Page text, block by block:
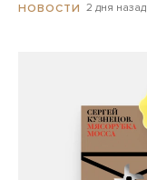
НОВОСТИ 2 дня назад